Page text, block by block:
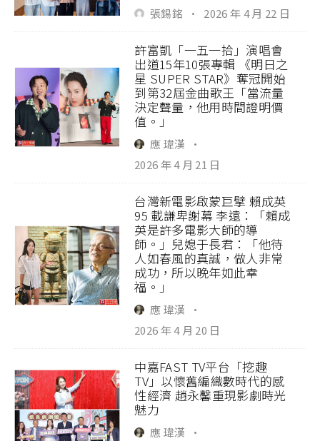
張錫銘 · 2026 年 4 月 22 日
許富凱「一五一拾」演唱會
出道15年10張專輯 《明日之
星 SUPER STAR》奪冠開始
到第32屆金曲歌王「當流量
決定聲量，他用時間證明價
值。」
應 瑋漢
·
2026 年 4 月 21 日
台灣新電影啟蒙巨擘 賴成英
95 載謙卑謝幕 李遠：「賴成
英是許多電影大師的導
師。」兒媳于長君：「他待
人如春風的真誠，做人非常
成功，所以晚年如此幸
福。」
應 瑋漢
·
2026 年 4 月 20 日
中嘉FAST TV平台「挖趣
TV」以懷舊編織數時代的感
性經濟 趙永馨重現影劇時光
魅力
應 瑋漢
·